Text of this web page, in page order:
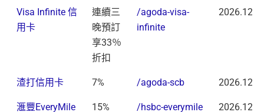
Visa Infinite 信
用卡
連續三
晚預訂
享33％
折扣
/agoda-visa-
infinite
渣打信用卡 7% /agoda-scb
滙豐EveryMile
15% /hsbc-everymile